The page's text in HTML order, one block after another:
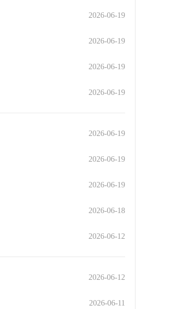
2026-06-19
2026-06-19
2026-06-19
2026-06-19
2026-06-19
2026-06-19
2026-06-19
2026-06-18
2026-06-12
2026-06-12
2026-06-11